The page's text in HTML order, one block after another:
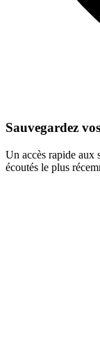
Sauvegardez
Un accès rapide aux
écoutés le plus